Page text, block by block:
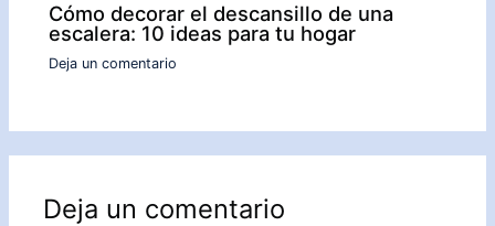
Cómo decorar el descansillo de una
escalera: 10 ideas para tu hogar
Deja un comentario
Deja un comentario